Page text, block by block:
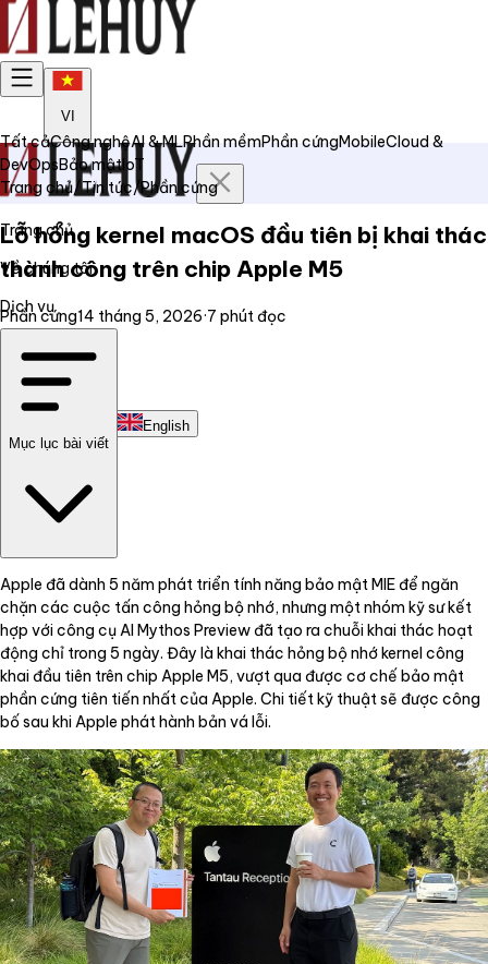
VI
Trang chủ
Về chúng tôi
Dịch vụ
Liên hệ
English
Tất cảCông nghệAI & MLPhần mềmPhần cứngMobileCloud &
DevOpsBảo mậtIoT
Trang chủ/Tin tức/Phần cứng
Lỗ hổng kernel macOS đầu tiên bị khai thác
thành công trên chip Apple M5
Phần cứng14 tháng 5, 2026·7 phút đọc
Mục lục bài viết
Apple đã dành 5 năm phát triển tính năng bảo mật MIE để ngăn
chặn các cuộc tấn công hỏng bộ nhớ, nhưng một nhóm kỹ sư kết
hợp với công cụ AI Mythos Preview đã tạo ra chuỗi khai thác hoạt
động chỉ trong 5 ngày. Đây là khai thác hỏng bộ nhớ kernel công
khai đầu tiên trên chip Apple M5, vượt qua được cơ chế bảo mật
phần cứng tiên tiến nhất của Apple. Chi tiết kỹ thuật sẽ được công
bố sau khi Apple phát hành bản vá lỗi.